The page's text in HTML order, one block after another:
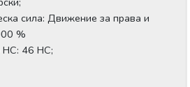
сила: Движение за права и
%
НС: 46 НС;